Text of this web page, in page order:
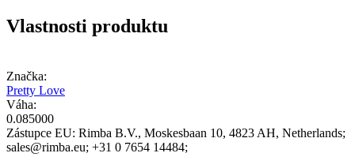
Vlastnosti produktu
Značka:
Pretty Love
Váha:
0.085000
Zástupce EU: Rimba B.V., Moskesbaan 10, 4823 AH, Netherlands;
sales@rimba.eu; +31 0 7654 14484;